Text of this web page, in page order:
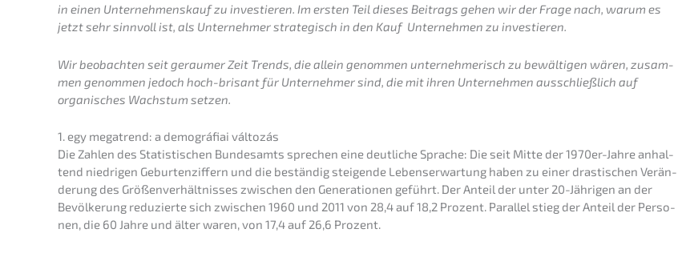
in einen Unter­nehmens­kauf zu inves­tie­ren. Im ersten Teil dieses Beitrags gehen wir der Frage nach, warum es
jetzt sehr sinnvoll ist, als Unter­neh­mer strate­gisch in den Kauf Unter­neh­men zu investieren.
Wir beobach­ten seit gerau­mer Zeit Trends, die allein genom­men unter­neh­me­risch zu bewäl­ti­gen wären, zusam­
men genom­men jedoch hoch-brisant für Unter­neh­mer sind, die mit ihren Unter­neh­men ausschließ­lich auf
organi­sches Wachs­tum setzen.
1. egy megatrend: a demográ­fi­ai változás
Die Zahlen des Statis­ti­schen Bundes­amts sprechen eine deutli­che Sprache: Die seit Mitte der 1970er-Jahre anhal­
tend niedri­gen Gebur­ten­zif­fern und die bestän­dig steigen­de Lebens­er­war­tung haben zu einer drasti­schen Verän­
de­rung des Größen­ver­hält­nis­ses zwischen den Genera­tio­nen geführt. Der Anteil der unter 20-Jähri­gen an der
Bevöl­ke­rung reduzier­te sich zwischen 1960 und 2011 von 28,4 auf 18,2 Prozent. Paral­lel stieg der Anteil der Perso­
nen, die 60 Jahre und älter waren, von 17,4 auf 26,6 Prozent.